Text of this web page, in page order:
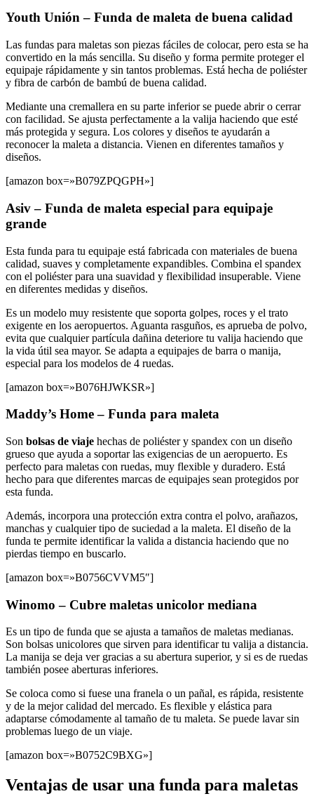
Youth Unión – Funda de maleta de buena calidad
Las fundas para maletas son piezas fáciles de colocar, pero esta se ha
convertido en la más sencilla. Su diseño y forma permite proteger el
equipaje rápidamente y sin tantos problemas. Está hecha de poliéster
y fibra de carbón de bambú de buena calidad.
Mediante una cremallera en su parte inferior se puede abrir o cerrar
con facilidad. Se ajusta perfectamente a la valija haciendo que esté
más protegida y segura. Los colores y diseños te ayudarán a
reconocer la maleta a distancia. Vienen en diferentes tamaños y
diseños.
[amazon box=»B079ZPQGPH»]
Asiv – Funda de maleta especial para equipaje
grande
Esta funda para tu equipaje está fabricada con materiales de buena
calidad, suaves y completamente expandibles. Combina el spandex
con el poliéster para una suavidad y flexibilidad insuperable. Viene
en diferentes medidas y diseños.
Es un modelo muy resistente que soporta golpes, roces y el trato
exigente en los aeropuertos. Aguanta rasguños, es aprueba de polvo,
evita que cualquier partícula dañina deteriore tu valija haciendo que
la vida útil sea mayor. Se adapta a equipajes de barra o manija,
especial para los modelos de 4 ruedas.
[amazon box=»B076HJWKSR»]
Maddy’s Home – Funda para maleta
Son bolsas de viaje hechas de poliéster y spandex con un diseño
grueso que ayuda a soportar las exigencias de un aeropuerto. Es
perfecto para maletas con ruedas, muy flexible y duradero. Está
hecho para que diferentes marcas de equipajes sean protegidos por
esta funda.
Además, incorpora una protección extra contra el polvo, arañazos,
manchas y cualquier tipo de suciedad a la maleta. El diseño de la
funda te permite identificar la valida a distancia haciendo que no
pierdas tiempo en buscarlo.
[amazon box=»B0756CVVM5″]
Winomo – Cubre maletas unicolor mediana
Es un tipo de funda que se ajusta a tamaños de maletas medianas.
Son bolsas unicolores que sirven para identificar tu valija a distancia.
La manija se deja ver gracias a su abertura superior, y si es de ruedas
también posee aberturas inferiores.
Se coloca como si fuese una franela o un pañal, es rápida, resistente
y de la mejor calidad del mercado. Es flexible y elástica para
adaptarse cómodamente al tamaño de tu maleta. Se puede lavar sin
problemas luego de un viaje.
[amazon box=»B0752C9BXG»]
Ventajas de usar una funda para maletas